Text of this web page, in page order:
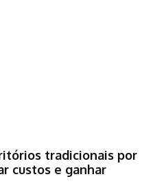
tradicionais por
custos e ganhar